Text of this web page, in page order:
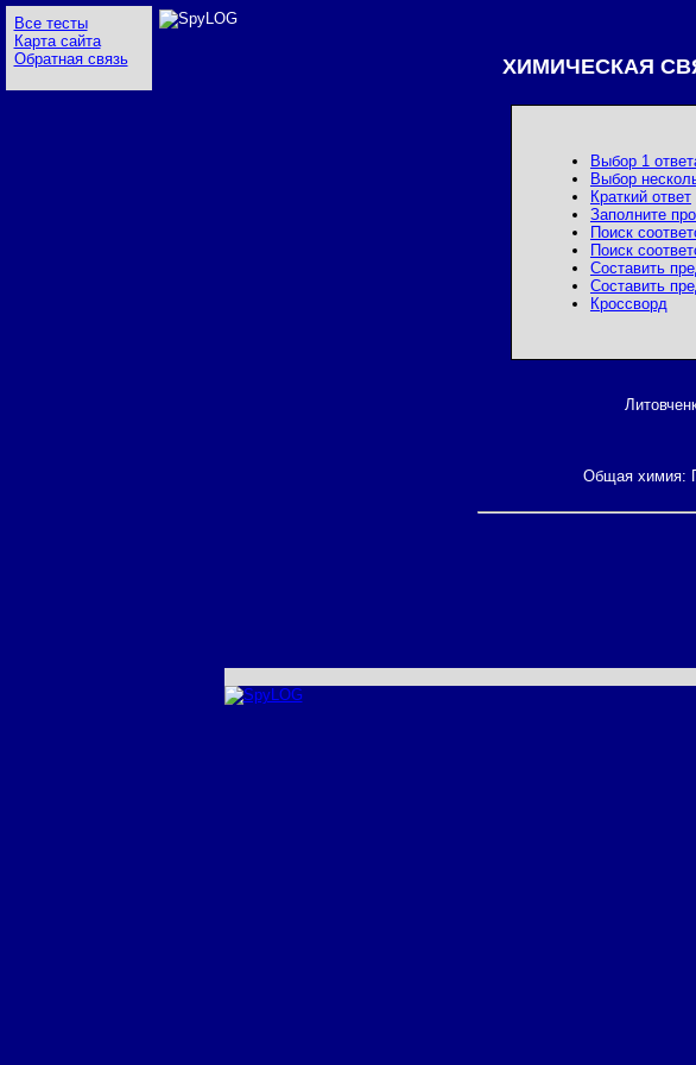
Все тесты
Карта сайта
Обратная связь
ХИМИЧЕСКАЯ
Выбор 1
Выбор
Краткий ответ
Заполните
Поиск
Поиск
Составить
Составить
Кроссворд
Общая химия: